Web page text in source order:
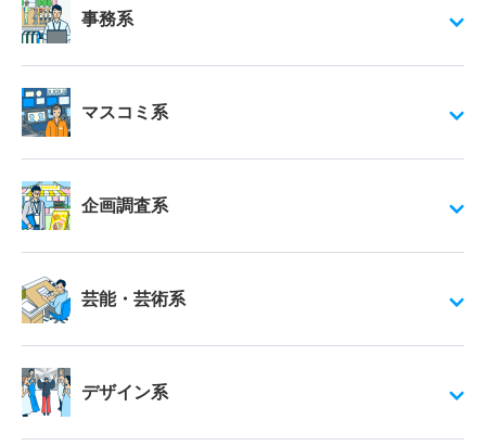
事務系
マスコミ系
企画調査系
芸能・芸術系
デザイン系